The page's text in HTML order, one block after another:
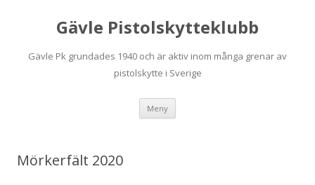
Gävle Pistolskytteklubb
Gävle Pk grundades 1940 och är aktiv inom många grenar av
pistolskytte i Sverige
Meny
Mörkerfält 2020